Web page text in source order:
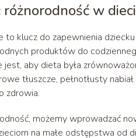
w
to klucz do zapewnienia
produktów do
jest, aby dieta była
tłuszcze, pełnotłusty
zdrowia.
możemy wprowadzać
na małe odstępstwa od